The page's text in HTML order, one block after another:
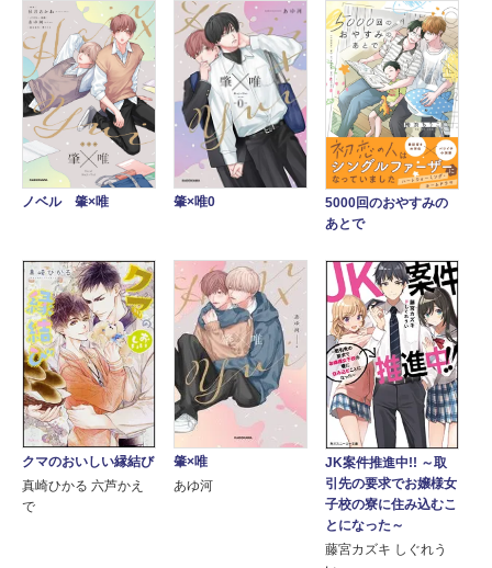
ノベル 肇×唯 肇×唯0
5000回のおやすみの
あとで
クマのおいしい縁結び
真崎ひかる 六芦かえ
で
肇×唯
あゆ河
JK案件推進中!! ～取
引先の要求でお嬢様女
子校の寮に住み込むこ
とになった～
藤宮カズキ しぐれう